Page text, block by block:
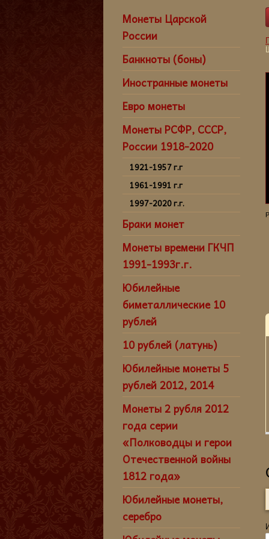
Монеты Царской
России
Банкноты (боны)
Иностранные монеты
Евро монеты
Монеты РСФР, СССР,
России 1918-2020
1921-1957 г.г
1961-1991 г.г
1997-2020 г.г.
Браки монет
Монеты времени ГКЧП
1991-1993г.г.
Юбилейные
биметаллические 10
рублей
10 рублей (латунь)
Юбилейные монеты 5
рублей 2012, 2014
Монеты 2 рубля 2012
года серии
«Полководцы и герои
Отечественной войны
1812 года»
Юбилейные монеты,
серебро